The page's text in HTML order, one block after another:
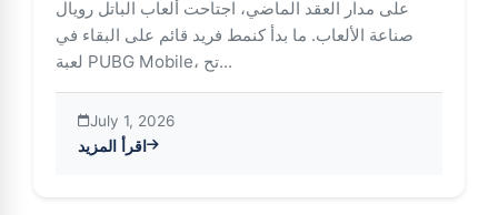
على مدار العقد الماضي، اجتاحت ألعاب الباتل رويال
صناعة الألعاب. ما بدأ كنمط فريد قائم على البقاء في
لعبة PUBG Mobile، تح...
July 1, 2026
اقرأ المزيد